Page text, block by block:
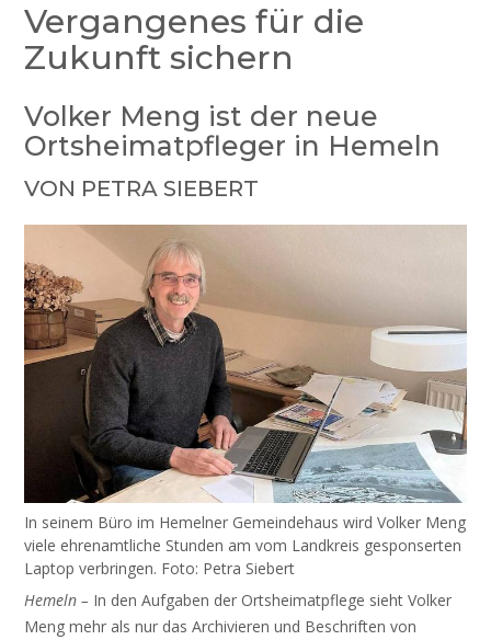
Vergangenes für die
Zukunft sichern
Volker Meng ist der neue
Ortsheimatpfleger in Hemeln
VON PETRA SIEBERT
In seinem Büro im Hemelner Gemeindehaus wird Volker Meng
viele ehrenamtliche Stunden am vom Landkreis gesponserten
Laptop verbringen. Foto: Petra Siebert
Hemeln – In den Aufgaben der Ortsheimatpflege sieht Volker
Meng mehr als nur das Archivieren und Beschriften von